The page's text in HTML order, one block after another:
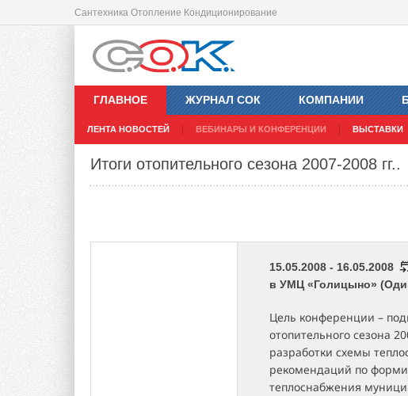
Сантехника Отопление Кондиционирование
ГЛАВНОЕ
ЛЕНТА НОВОСТЕЙ ВЕБИНАРЫ И КОНФЕРЕНЦИИ ВЫСТАВКИ
ЖУРНАЛ СОК КОМПАНИИ
Итоги отопительного сезона 2007-2008 гг..
15.05.2008 - 16.05.2008
в УМЦ «Голицыно»
Цель конференции –
отопительного сезона
разработки схемы
рекомендаций по
теплоснабжения